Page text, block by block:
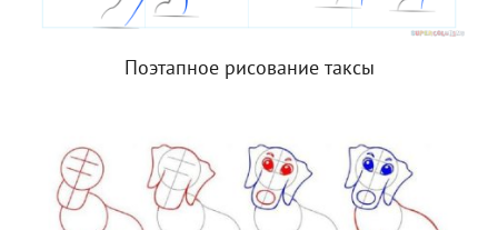
Поэтапное рисование таксы